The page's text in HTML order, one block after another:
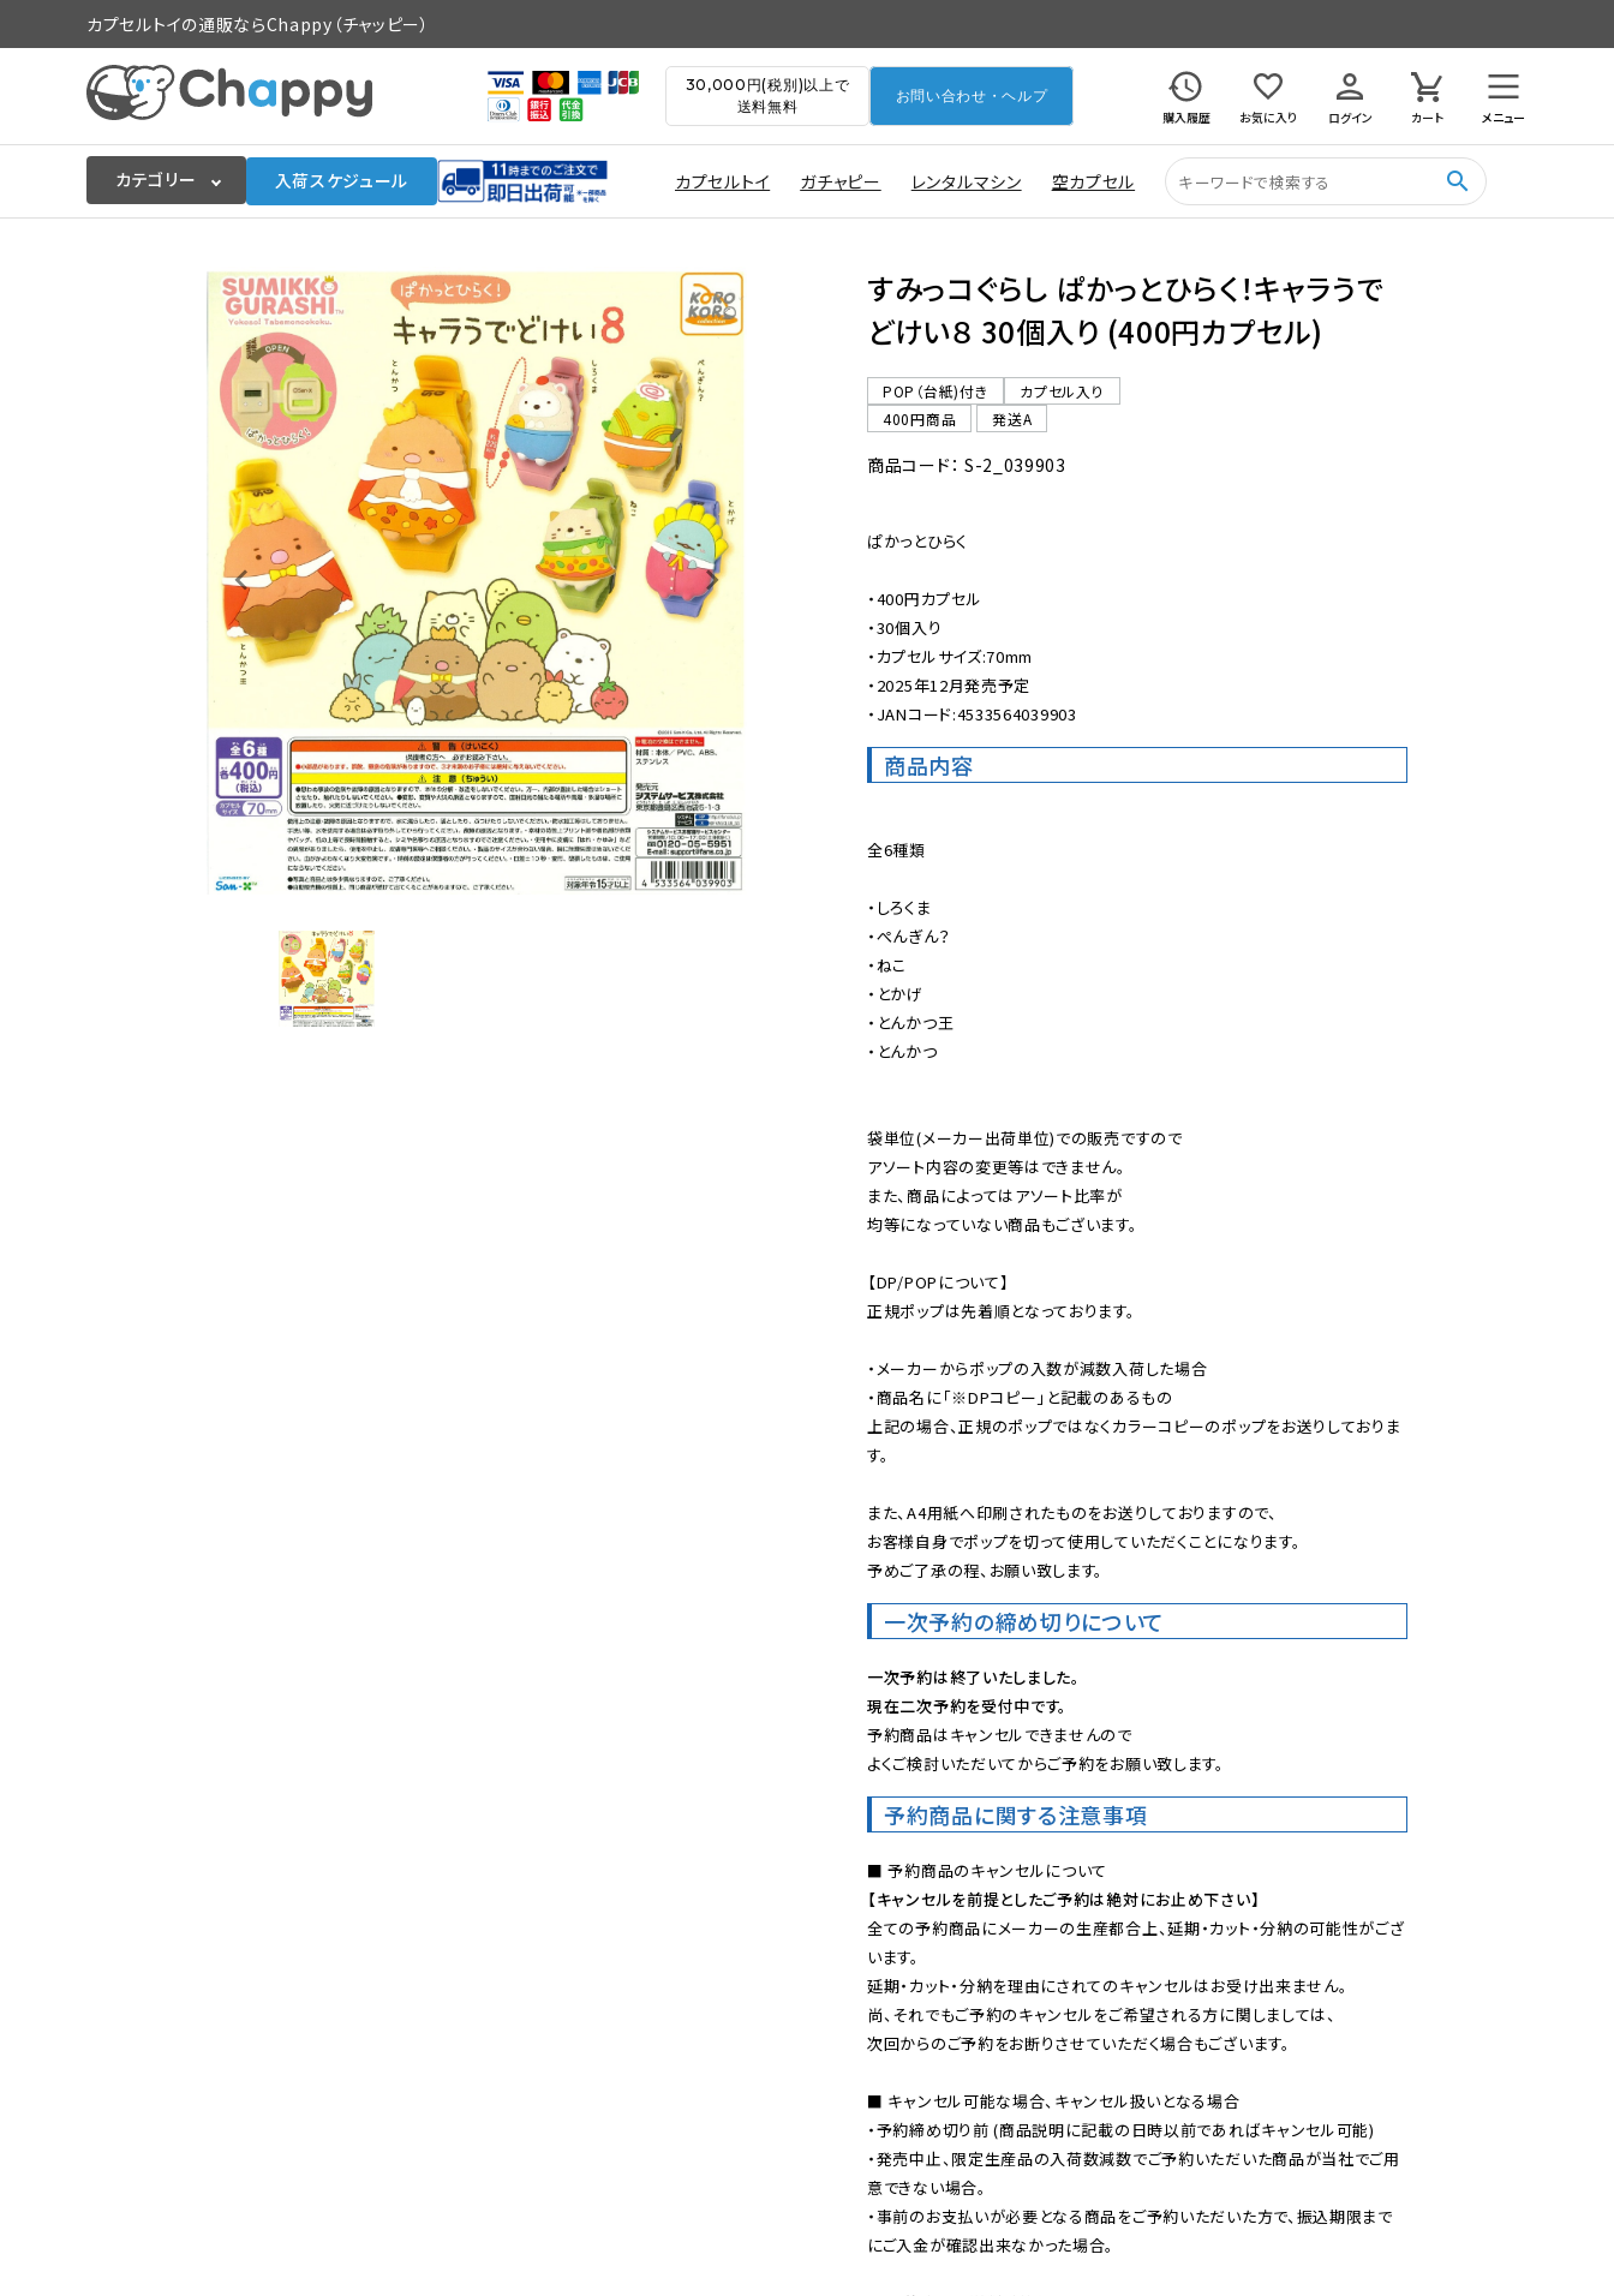
カプセルトイの通販ならChappy（チャッピー）
30,000円(税別)以上で
送料無料
お問い合わせ・ヘルプ
購入履歴
お気に入り ログイン カート メニュー
カテゴリー 入荷スケジュール カプセルトイ ガチャピー レンタルマシン 空カプセル search
入荷スケジュールをチェック
カプセルトイマシン本体
販促用カプセルトイ
ご利用ガイド
06-6282-7659
すみっコぐらし ぱかっとひらく！キャラうで
どけい８ 30個入り (400円カプセル)
POP（台紙)付き
カプセル入り
400円商品
発送A
商品コード： S-2_039903
ぱかっとひらく
・400円カプセル
・30個入り
・カプセルサイズ:70mm
・2025年12月発売予定
・JANコード:4533564039903
商品内容
全6種類
・しろくま
・ぺんぎん？
・ねこ
・とかげ
・とんかつ王
・とんかつ
袋単位(メーカー出荷単位)での販売ですので
アソート内容の変更等はできません。
また、商品によってはアソート比率が
均等になっていない商品もございます。
【DP/POPについて】
正規ポップは先着順となっております。
・メーカーからポップの入数が減数入荷した場合
・商品名に「※DPコピー」と記載のあるもの
上記の場合、正規のポップではなくカラーコピーのポップをお送りしておりま
す。
また、A4用紙へ印刷されたものをお送りしておりますので、
お客様自身でポップを切って使用していただくことになります。
予めご了承の程、お願い致します。
一次予約の締め切りについて
一次予約は終了いたしました。
現在二次予約を受付中です。
予約商品はキャンセルできませんので
よくご検討いただいてからご予約をお願い致します。
予約商品に関する注意事項
【キャンセルを前提としたご予約は絶対にお止め下さい】
全ての予約商品にメーカーの生産都合上、延期・カット・分納の可能性がござ
います。
延期・カット・分納を理由にされてのキャンセルはお受け出来ません。
尚、それでもご予約のキャンセルをご希望される方に関しましては、
次回からのご予約をお断りさせていただく場合もございます。
■ キャンセル可能な場合、キャンセル扱いとなる場合
・予約締め切り前 (商品説明に記載の日時以前であればキャンセル可能)
・発売中止、限定生産品の入荷数減数でご予約いただいた商品が当社でご用
意できない場合。
・事前のお支払いが必要となる商品をご予約いただいた方で、振込期限まで
にご入金が確認出来なかった場合。